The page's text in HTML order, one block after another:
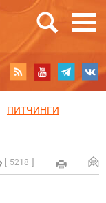
ПИТЧИНГИ
5218